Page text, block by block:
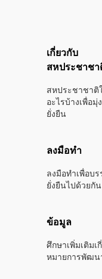
เกี่ยวกับ
สหประชาชา
สหประชาชาติ
อะไรบ้างเพื่อ
ยั่งยืน
ลงมือทำ
ลงมือทำเพื่อบ
ยั่งยืนไปด้วยกัน
ข้อมูล
ศึกษาเพิ่มเติมเ
หมายการพัฒน